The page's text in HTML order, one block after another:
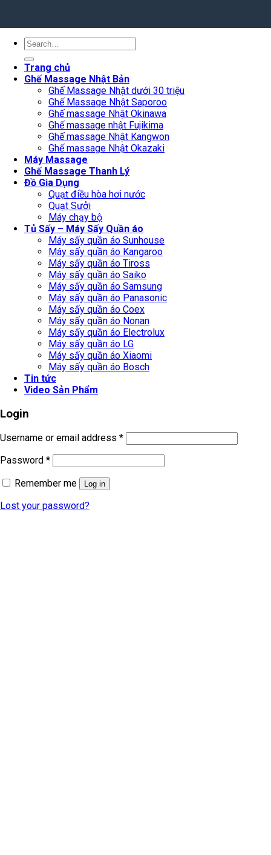
Search
Trang chủ
Ghế Massage Nhật Bản
Ghế Massage Nhật dưới 30 triệu
Ghế Massage Nhật Saporoo
Ghế massage Nhật Okinawa
Ghế massage nhật Fujikima
Ghế massage Nhật Kangwon
Ghế massage Nhật Okazaki
Máy Massage
Ghế Massage Thanh Lý
Đồ Gia Dụng
Quạt điều hòa hơi nước
Quạt Sưởi
Máy chạy bộ
Tủ Sấy – Máy Sấy Quần áo
Máy sấy quần áo Sunhouse
Máy sấy quần áo Kangaroo
Máy sấy quần áo Tiross
Máy sấy quần áo Saiko
Máy sấy quần áo Samsung
Máy sấy quần áo Panasonic
Máy sấy quần áo Coex
Máy sấy quần áo Nonan
Máy sấy quần áo Electrolux
Máy sấy quần áo LG
Máy sấy quần áo Xiaomi
Máy sấy quần áo Bosch
Tin tức
Video Sản Phẩm
Login
Username or email address *
Password *
Remember me
Log in
Lost your password?